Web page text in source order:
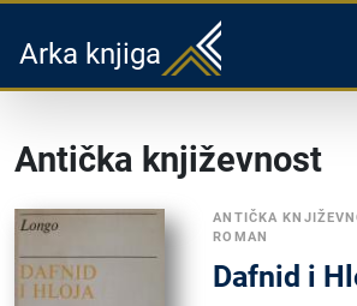
Arka knjiga
Antička književnost
ANTIČKA
ROMAN
Dafnid i